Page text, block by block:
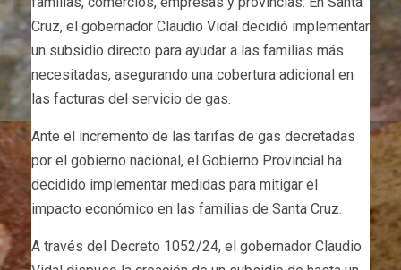
Cruz, el gobernador Claudio Vidal decidió implementar
un subsidio directo para ayudar a las familias más
necesitadas, asegurando una cobertura adicional en
las facturas del servicio de gas.
Ante el incremento de las tarifas de gas decretadas
por el gobierno nacional, el Gobierno Provincial ha
decidido implementar medidas para mitigar el
impacto económico en las familias de Santa Cruz.
A través del Decreto 1052/24, el gobernador Claudio